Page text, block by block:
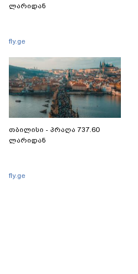
ლარიდან
fly.ge
თბილისი - პრაღა 737.60
ლარიდან
fly.ge